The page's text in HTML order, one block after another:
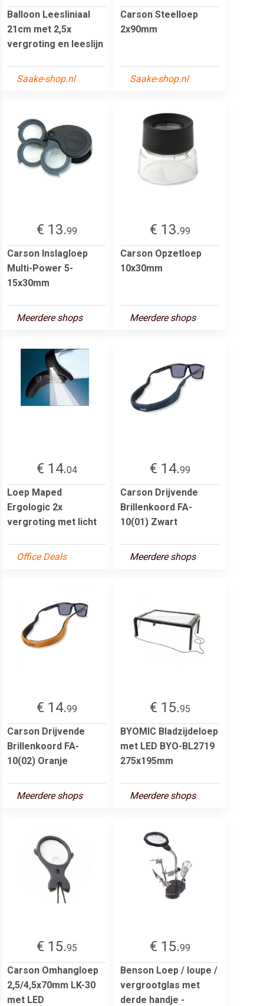
Balloon Leesliniaal
21cm met 2,5x
vergroting en leeslijn
Saake-shop.nl
Carson Steelloep
2x90mm
Saake-shop.nl
€ 13.99
Carson Inslagloep
Multi-Power 5-
15x30mm
Meerdere shops
€ 13.99
Carson Opzetloep
10x30mm
Meerdere shops
€ 14.04
Loep Maped
Ergologic 2x
vergroting met licht
Office Deals
€ 14.99
Carson Drijvende
Brillenkoord FA-
10(01) Zwart
Meerdere shops
€ 14.99
Carson Drijvende
Brillenkoord FA-
10(02) Oranje
Meerdere shops
€ 15.95
BYOMIC Bladzijdeloep
met LED BYO-BL2719
275x195mm
Meerdere shops
€ 15.95
Carson Omhangloep
2,5/4,5x70mm LK-30
met LED
€ 15.99
Benson Loep / loupe /
vergrootglas met
derde handje -